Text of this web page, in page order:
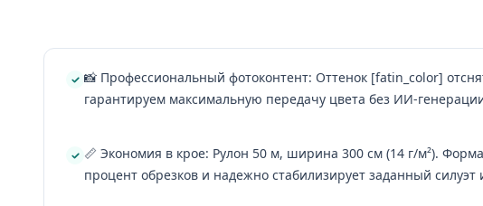
📸 Профессиональный фотоконтент: Оттенок [fatin_color]
гарантируем максимальную передачу цвета без ИИ-
📏 Экономия в крое: Рулон 50 м, ширина 300 см (14 г/м²).
процент обрезков и надежно стабилизирует заданный силуэт